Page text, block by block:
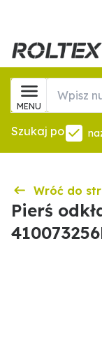
MENU
Szukaj po
Wróć do
Pierś